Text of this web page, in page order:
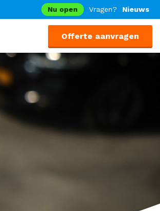
Nu open Vragen? Nieuws
Offerte aanvragen